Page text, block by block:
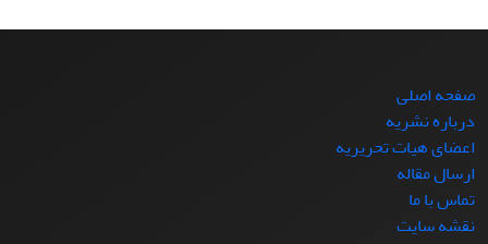
صفحه اصلی
درباره نشریه
اعضای هیات تحریریه
ارسال مقاله
تماس با ما
نقشه سایت